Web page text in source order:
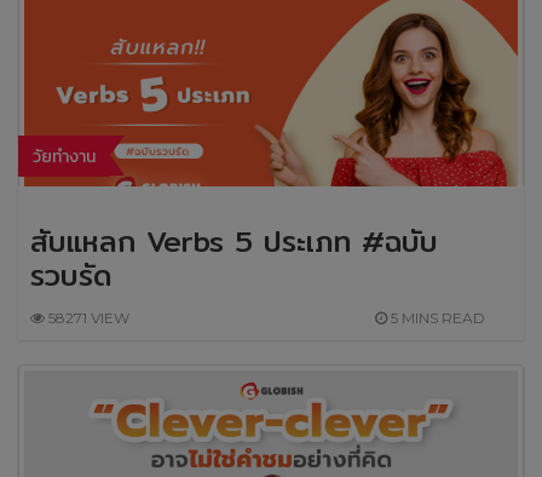
วัยทำงาน
สับแหลก Verbs 5 ประเภท #ฉบับ
รวบรัด
58271 VIEW 5 MINS READ